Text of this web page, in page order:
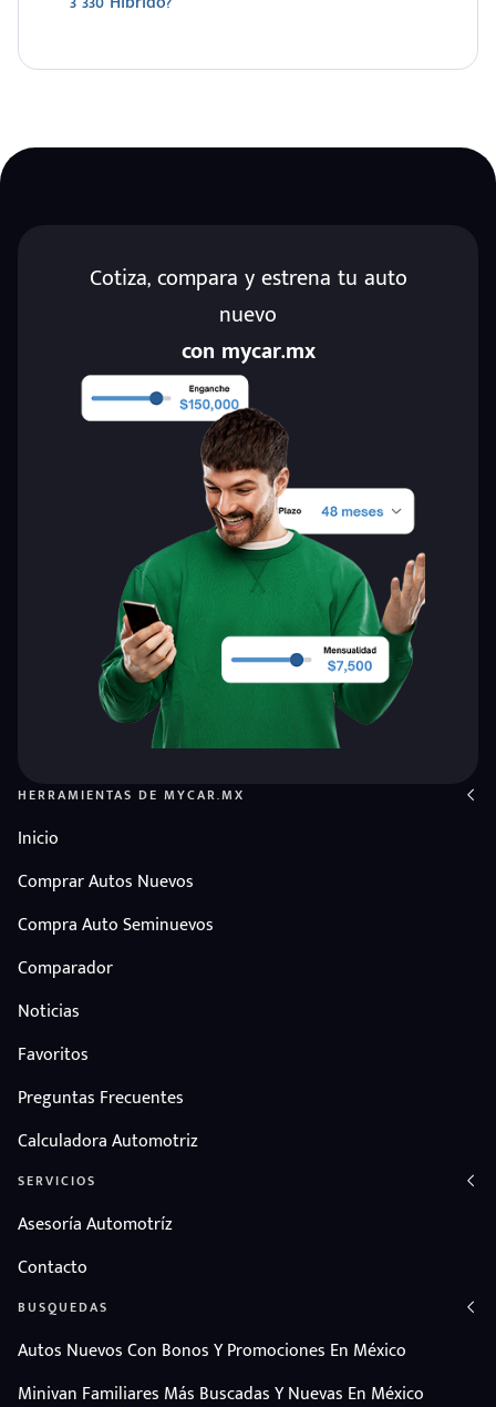
Cotiza, compara y estrena tu auto
nuevo
con mycar.mx
HERRAMIENTAS DE MYCAR.MX
Inicio
Comprar Autos Nuevos
Compra Auto Seminuevos
Comparador
Noticias
Favoritos
Preguntas Frecuentes
Calculadora Automotriz
SERVICIOS
Asesoría Automotríz
Contacto
BUSQUEDAS
Autos Nuevos Con Bonos Y Promociones En México
Minivan Familiares Más Buscadas Y Nuevas En México